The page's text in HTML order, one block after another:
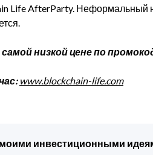
Life AfterParty. Неформальный
низкой цене по
www.blockchain-life.com
инвестиционными